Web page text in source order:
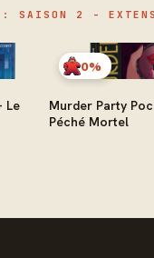
SAISON 2 -
Le
0%
Murder Party
Péché Mortel